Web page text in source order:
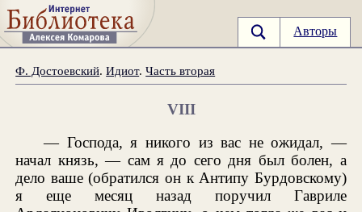
Авторы
Ф. Достоевский.Идиот.Часть вторая
VIII
— Господа, я никого из вас не ожидал, —
начал князь, — сам я до сего дня был болен, а
дело ваше (обратился он к Антипу Бурдовскому)
я еще месяц назад поручил Гавриле